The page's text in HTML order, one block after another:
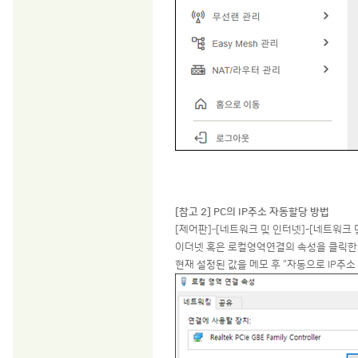
[참고 2] PC의 IP주소 자동할당 방법
[제어판]–[네트워크 및 인터넷]-[네트워크
이더넷 혹은 로컬영역연결의 속성을 클릭
현재 설정된 값을 메모 후 “자동으로 IP주